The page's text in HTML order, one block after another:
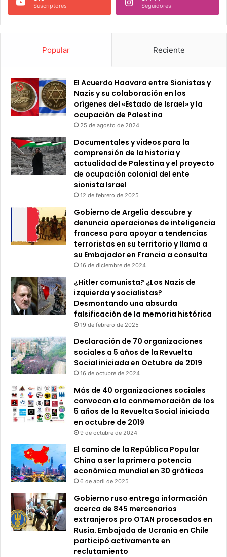
Suscriptores Seguidores
Popular Reciente
El Acuerdo Haavara entre Sionistas y
Nazis y su colaboración en los
orígenes del «Estado de Israel» y la
ocupación de Palestina
25 de agosto de 2024
Documentales y videos para la
comprensión de la historia y
actualidad de Palestina y el proyecto
de ocupación colonial del ente
sionista Israel
12 de febrero de 2025
Gobierno de Argelia descubre y
denuncia operaciones de inteligencia
francesa para apoyar a tendencias
terroristas en su territorio y llama a
su Embajador en Francia a consulta
16 de diciembre de 2024
¿Hitler comunista? ¿Los Nazis de
izquierda y socialistas?
Desmontando una absurda
falsificación de la memoria histórica
19 de febrero de 2025
Declaración de 70 organizaciones
sociales a 5 años de la Revuelta
Social iniciada en Octubre de 2019
16 de octubre de 2024
Más de 40 organizaciones sociales
convocan a la conmemoración de los
5 años de la Revuelta Social iniciada
en octubre de 2019
9 de octubre de 2024
El camino de la República Popular
China a ser la primera potencia
económica mundial en 30 gráficas
6 de abril de 2025
Gobierno ruso entrega información
acerca de 845 mercenarios
extranjeros pro OTAN procesados en
Rusia. Embajada de Ucrania en Chile
participó activamente en
reclutamiento